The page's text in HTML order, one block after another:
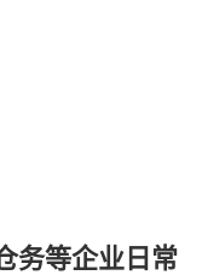
务等企业日常